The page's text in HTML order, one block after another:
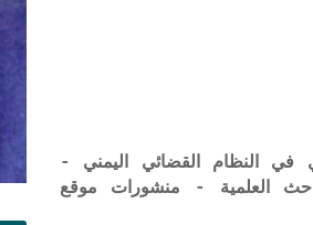
في النظام القضائي اليمني -
- العدد 81 من مجلة الباحث العلمية - منشورات موقع